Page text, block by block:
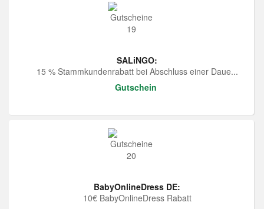
SALiNGO:
15 % Stammkundenrabatt bei Abschluss einer Daue...
Gutschein
BabyOnlineDress DE:
10€ BabyOnlineDress Rabatt